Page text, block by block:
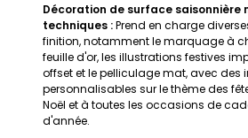
Décoration de surface saisonnière
techniques :Prend en charge
finition, notamment le marquage à
feuille d'or, les illustrations festives
offset et le pelliculage mat, avec des
personnalisables sur le thème des
Noël et à toutes les occasions de
d'année.